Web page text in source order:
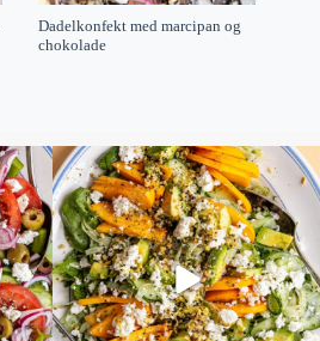
Dadelkonfekt med marcipan og
chokolade